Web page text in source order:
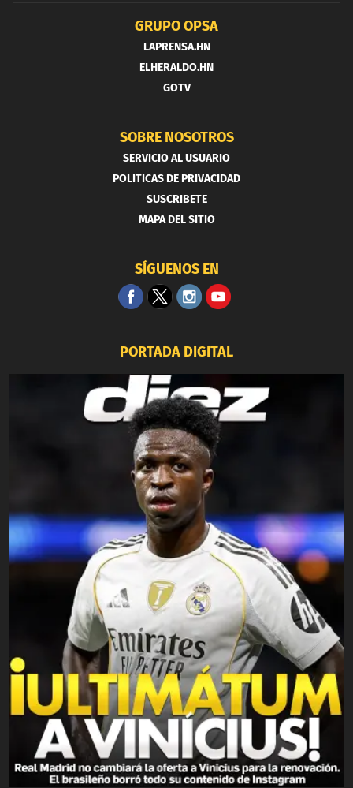
GRUPO OPSA
LAPRENSA.HN
ELHERALDO.HN
GOTV
SOBRE NOSOTROS
SERVICIO AL USUARIO
POLITICAS DE PRIVACIDAD
SUSCRIBETE
MAPA DEL SITIO
SÍGUENOS EN
PORTADA DIGITAL